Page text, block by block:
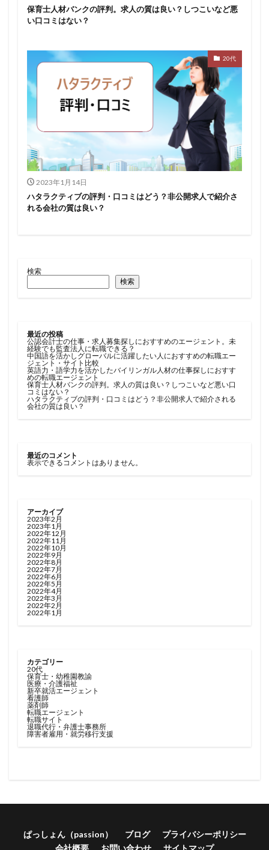
保育士人材バンクの評判。求人の質は良い？しつこいなど悪
い口コミはない？
20代
2023年1月14日
ハタラクティブの評判・口コミはどう？非公開求人で紹介さ
れる会社の質は良い？
検索
検索
最近の投稿
公認会計士の仕事・求人募集探しにおすすめのエージェント。未
経験でも監査法人に転職できる？
中国語を活かしグローバルに活躍したい人におすすめの転職エー
ジェント・サイト比較
英語力・語学力を活かしたバイリンガル人材の仕事探しにおすす
めの転職エージェント
保育士人材バンクの評判。求人の質は良い？しつこいなど悪い口
コミはない？
ハタラクティブの評判・口コミはどう？非公開求人で紹介される
会社の質は良い？
最近のコメント
表示できるコメントはありません。
アーカイブ
2023年2月
2023年1月
2022年12月
2022年11月
2022年10月
2022年9月
2022年8月
2022年7月
2022年6月
2022年5月
2022年4月
2022年3月
2022年2月
2022年1月
カテゴリー
20代
保育士・幼稚園教諭
医療・介護福祉
新卒就活エージェント
看護師
薬剤師
転職エージェント
転職サイト
退職代行・弁護士事務所
障害者雇用・就労移行支援
ぱっしょん（passion） ブログ
プライバシーポリシー
会社概要
お問い合わせ サイトマップ